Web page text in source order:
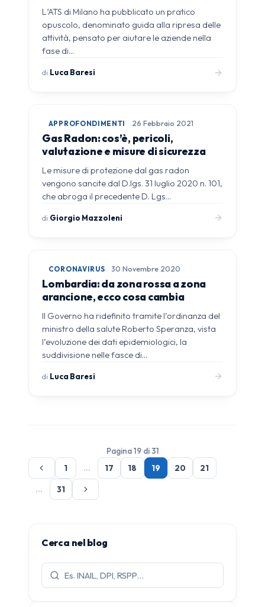
L‘ATS di Milano ha pubblicato un pratico
opuscolo, denominato guida alla ripresa delle
attività, pensato per aiutare le aziende nella
fase di…
di Luca Baresi
APPROFONDIMENTI 26 Febbraio 2021
Gas Radon: cos’è, pericoli,
valutazione e misure di sicurezza
Le misure di protezione dal gas radon
vengono sancite dal D.lgs. 31 luglio 2020 n. 101,
che abroga il precedente D. Lgs…
di Giorgio Mazzoleni
CORONAVIRUS 30 Novembre 2020
Lombardia: da zona rossa a zona
arancione, ecco cosa cambia
Il Governo ha ridefinito tramite l’ordinanza del
ministro della salute Roberto Speranza, vista
l’evoluzione dei dati epidemiologici, la
suddivisione nelle fasce di…
di Luca Baresi
Pagina 19 di 31
1
… 17 18 19 20
21
…
31
Cerca nel blog
Cerca
articoli: